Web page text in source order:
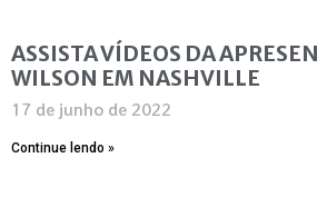
ASSISTA VÍDEOS DA
WILSON EM NASHVILLE
17 de junho de 2022
Continue lendo »